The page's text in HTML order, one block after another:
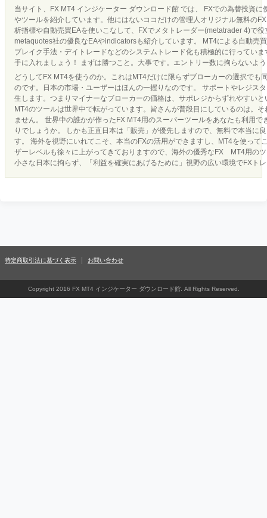
当サイト、FX MT4 インジケーター ダウンロード館 では、 FXでの為替投資
やツールを紹介しています。他にはないココだけの管理人オリジナル無料の
析指標や自動売買EAを使いこなして、FXでメタトレーダー(metatrader 4)で
metaquotes社の優良なEAやindicatorsも紹介しています。 MT4による自動売
ブレイク手法・デイトレードなどのシステムトレード化も積極的に行ってい
手に入れましょう！ まずは勝つこと。大事です。エントリー数に拘らないよ
どうしてFX MT4を使うのか。これはMT4だけに限らずブローカーの選択でも
のです。日本の市場・ユーザーはほんの一握りなのです。 サポートやレジス
生します。つまりマイナーなブローカーの価格は、サポレジからずれやすい
MT4のツールは世界中で転がっています。皆さんが普段目にしているのは。
ません。 世界中の誰かが作ったFX MT4用のスーパーツールをあなたも利用
りでしょうか。 しかも正直日本は「販売」が優先しますので、無料で本当に
す。 海外を視野にいれてこそ、本当のFXの活用ができますし、MT4を使って
ザーレベルも徐々に上がってきておりますので、海外の優秀なFX MT4用の
小さな日本に拘らず、「利益を確実にあげるために」視野の広い環境でFXト
特定商取引法に基づく表示 お問い合わせ
Copyright 2016 FX MT4 インジケーター ダウンロード館. All Rights Reserved.